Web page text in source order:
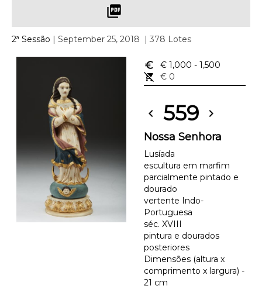
picture_as_pdf
2ª Sessão | September 25, 2018 | 378 Lotes
euro_symbol € 1,000 - 1,500
remove_shopping_cart
€ 0
chevron_left 559 chevron_right
Nossa Senhora
Lusíada
escultura em marfim
parcialmente pintado e
dourado
vertente Indo-
Portuguesa
séc. XVIII
pintura e dourados
posteriores
Dimensões (altura x
comprimento x largura) -
21 cm